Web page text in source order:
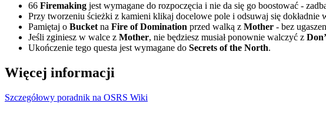
66 Firemaking jest wymagane do rozpoczęcia i nie da się go boostować -
Przy tworzeniu ścieżki z kamieni klikaj docelowe pole i odsuwaj się dokładnie
Pamiętaj o Bucket na Fire of Domination przed walką z Mother - bez
Jeśli zginiesz w walce z Mother, nie będziesz musiał ponownie walczyć z
Ukończenie tego questa jest wymagane do Secrets of the North.
Więcej informacji
Szczegółowy poradnik na OSRS Wiki